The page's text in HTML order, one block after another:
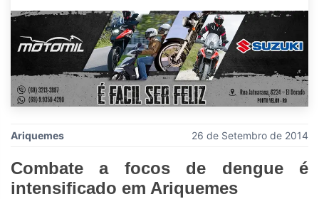
Ariquemes 26 de Setembro de 2014
Combate a focos de dengue é
intensificado em Ariquemes